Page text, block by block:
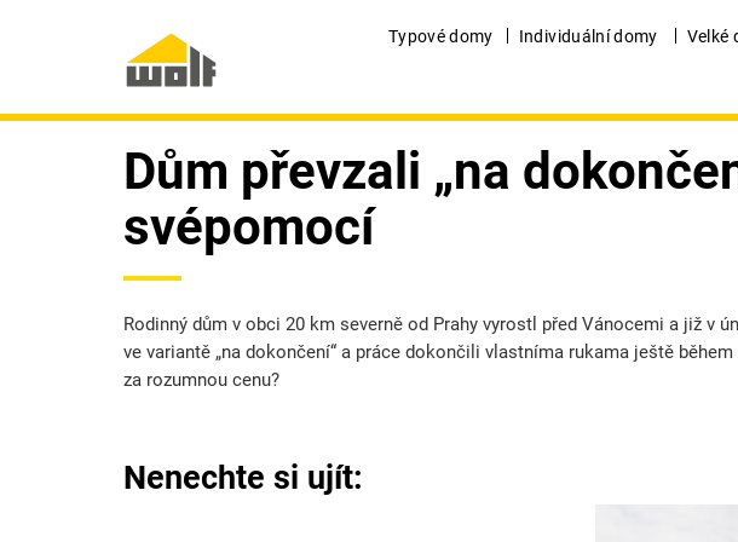
Typové domy Individuální domy Velké
Dům převzali „na
svépomocí
Rodinný dům v obci 20 km severně od Prahy vyrostl před Vánocemi a již v
ve variantě „na dokončení“ a práce dokončili vlastníma rukama ještě
za rozumnou cenu?
Nenechte si ujít: